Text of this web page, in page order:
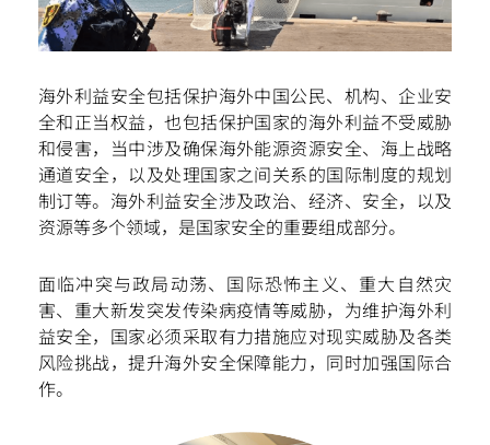
海外利益安全包括保护海外中国公民、机构、企业安
全和正当权益，也包括保护国家的海外利益不受威胁
和侵害，当中涉及确保海外能源资源安全、海上战略
通道安全，以及处理国家之间关系的国际制度的规划
制订等。海外利益安全涉及政治、经济、安全，以及
资源等多个领域，是国家安全的重要组成部分。
面临冲突与政局动荡、国际恐怖主义、重大自然灾
害、重大新发突发传染病疫情等威胁，为维护海外利
益安全，国家必须采取有力措施应对现实威胁及各类
风险挑战，提升海外安全保障能力，同时加强国际合
作。
扫一扫关注我们的社交媒体，紧贴最新资讯！